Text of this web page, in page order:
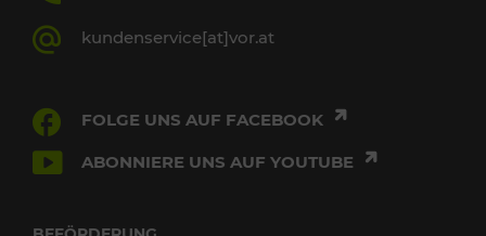
kundenservice[at]vor.at
FOLGE UNS AUF FACEBOOK
ABONNIERE UNS AUF YOUTUBE